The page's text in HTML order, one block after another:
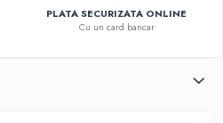
PLATA SECURIZATA ONLINE
Cu un card bancar